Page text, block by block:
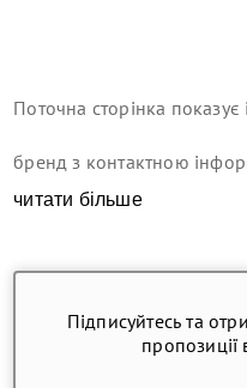
Поточна сторінка
бренд з контактною
читати більше
Підписуйтесь та
пропозиції